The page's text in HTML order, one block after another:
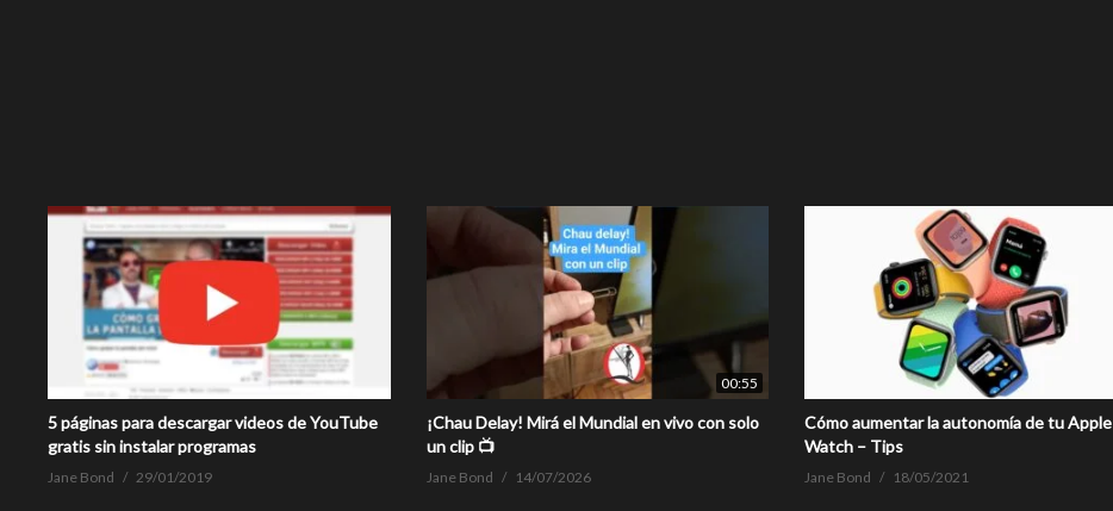
5 páginas para descargar videos de YouTube
gratis sin instalar programas
Jane Bond 29/01/2019
00:55
¡Chau Delay! Mirá el Mundial en vivo con solo
un clip 📺
Jane Bond 14/07/2026
Cómo aumentar la autonomía de tu Apple
Watch – Tips
Jane Bond 18/05/2021